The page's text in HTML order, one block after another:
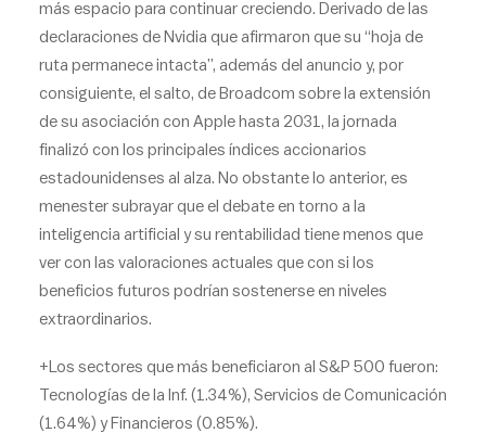
más espacio para continuar creciendo. Derivado de las
declaraciones de Nvidia que afirmaron que su “hoja de
ruta permanece intacta”, además del anuncio y, por
consiguiente, el salto, de Broadcom sobre la extensión
de su asociación con Apple hasta 2031, la jornada
finalizó con los principales índices accionarios
estadounidenses al alza. No obstante lo anterior, es
menester subrayar que el debate en torno a la
inteligencia artificial y su rentabilidad tiene menos que
ver con las valoraciones actuales que con si los
beneficios futuros podrían sostenerse en niveles
extraordinarios.
+Los sectores que más beneficiaron al S&P 500 fueron:
Tecnologías de la Inf. (1.34%), Servicios de Comunicación
(1.64%) y Financieros (0.85%).